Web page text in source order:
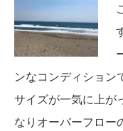
ンなコンディション
サイズが一気に上が
なりオーバーフロー